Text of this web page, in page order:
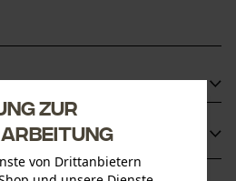
für Werkzeug
griffbereit bei der Arbeit mit
zur
von Drittanbietern